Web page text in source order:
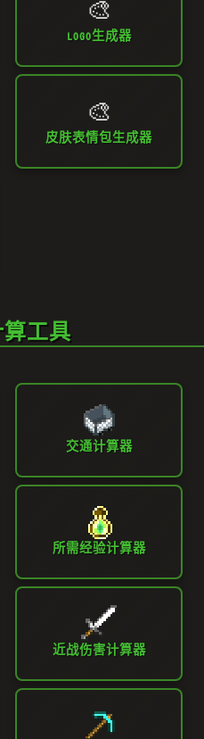
🎨
LOGO生成器
🎨
皮肤表情包生成器
工具
交通计算器
所需经验计算器
近战伤害计算器